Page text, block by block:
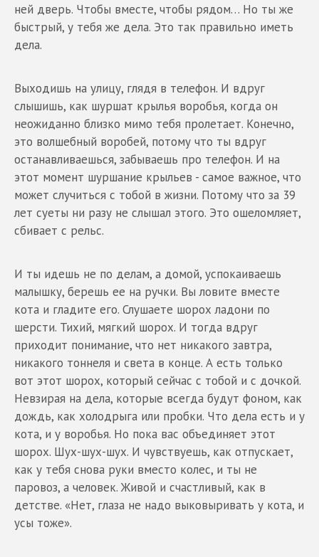
ней дверь. Чтобы вместе, чтобы рядом… Но ты же
быстрый, у тебя же дела. Это так правильно иметь
дела.
Выходишь на улицу, глядя в телефон. И вдруг
слышишь, как шуршат крылья воробья, когда он
неожиданно близко мимо тебя пролетает. Конечно,
это волшебный воробей, потому что ты вдруг
останавливаешься, забываешь про телефон. И на
этот момент шуршание крыльев - самое важное, что
может случиться с тобой в жизни. Потому что за 39
лет суеты ни разу не слышал этого. Это ошеломляет,
сбивает с рельс.
И ты идешь не по делам, а домой, успокаиваешь
малышку, берешь ее на ручки. Вы ловите вместе
кота и гладите его. Слушаете шорох ладони по
шерсти. Тихий, мягкий шорох. И тогда вдруг
приходит понимание, что нет никакого завтра,
никакого тоннеля и света в конце. А есть только
вот этот шорох, который сейчас с тобой и с дочкой.
Невзирая на дела, которые всегда будут фоном, как
дождь, как холодрыга или пробки. Что дела есть и у
кота, и у воробья. Но пока вас объединяет этот
шорох. Шух-шух-шух. И чувствуешь, как отпускает,
как у тебя снова руки вместо колес, и ты не
паровоз, а человек. Живой и счастливый, как в
детстве. «Нет, глаза не надо выковыривать у кота, и
усы тоже».